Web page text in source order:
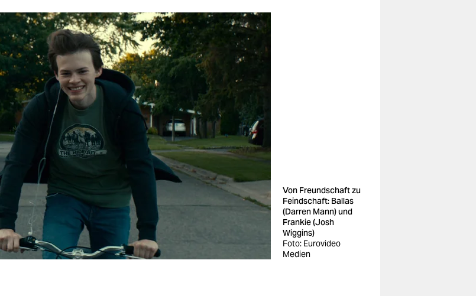
Von Freundschaft zu
Feindschaft: Ballas
(Darren Mann) und
Frankie (Josh
Wiggins)
Foto: Eurovideo
Medien